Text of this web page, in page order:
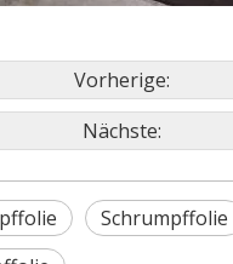
Vorherige:
Nächste:
Schrumpffolie